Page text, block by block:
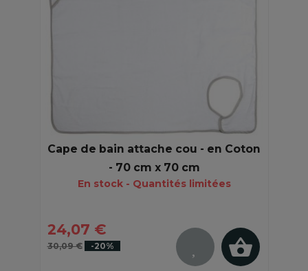
Cape de bain attache cou - en Coton
- 70 cm x 70 cm
En stock - Quantités limitées
24,07 €
30,09 € -20%